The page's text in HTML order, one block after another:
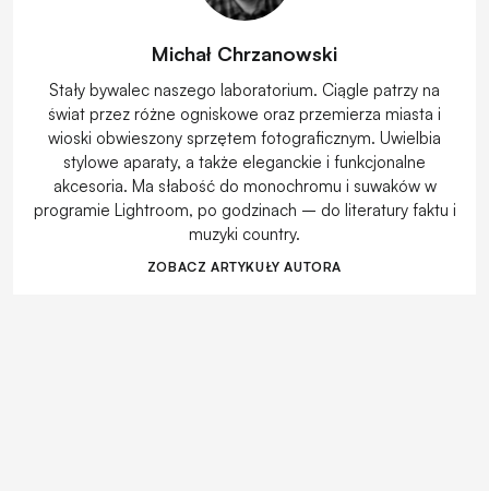
Michał Chrzanowski
Stały bywalec naszego laboratorium. Ciągle patrzy na
świat przez różne ogniskowe oraz przemierza miasta i
wioski obwieszony sprzętem fotograficznym. Uwielbia
stylowe aparaty, a także eleganckie i funkcjonalne
akcesoria. Ma słabość do monochromu i suwaków w
programie Lightroom, po godzinach – do literatury faktu i
muzyki country.
ZOBACZ ARTYKUŁY AUTORA